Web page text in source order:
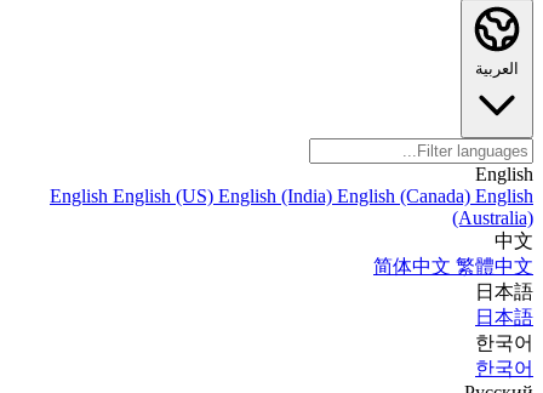
العربية
English
English English (US) English (India) English (Canada) English
(Australia)
中文
简体中文 繁體中文
日本語
日本語
한국어
한국어